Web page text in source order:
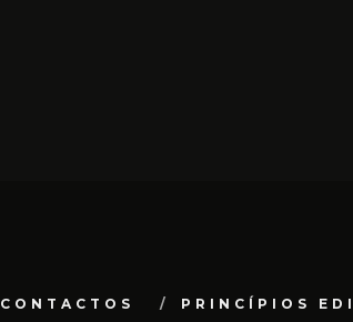
CONTACTOS PRINCÍPIOS